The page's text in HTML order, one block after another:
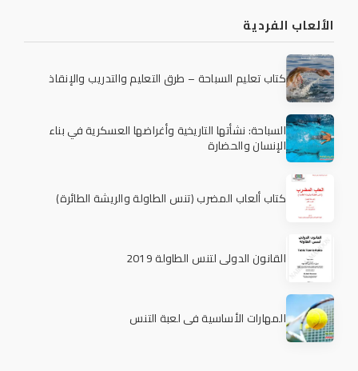
الألعاب الفردية
كتاب تعليم السباحة – طرق التعليم والتدريب والإنقاذ
السباحة: نشأتها التاريخية وأغراضها العسكرية في بناء
الإنسان والحضارة
كتاب ألعاب المضرب (تنس الطاولة والريشة الطائرة)
القانون الدولي لتنس الطاولة 2019
المهارات الأساسية في لعبة التنس